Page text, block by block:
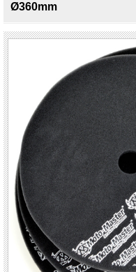
Ø360mm